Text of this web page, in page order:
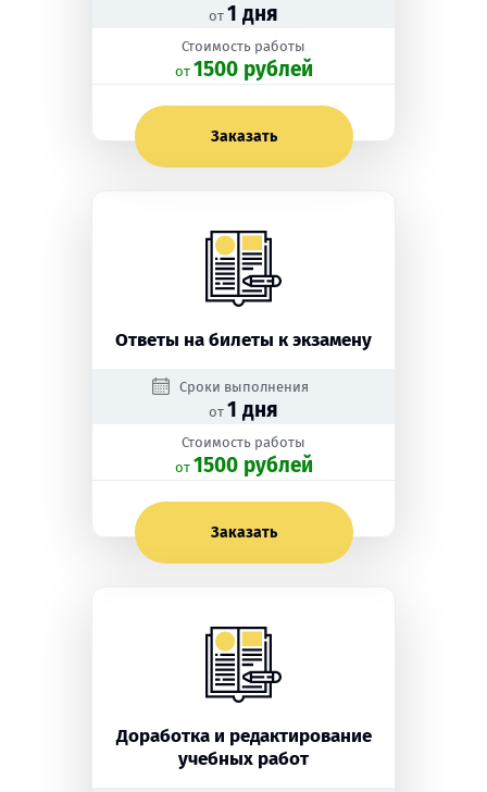
от 1 дня
Стоимость работы
oт 1500 рублей
Заказать
Ответы на билеты к экзамену
Сроки выполнения
от 1 дня
Стоимость работы
oт 1500 рублей
Заказать
Доработка и редактирование
учебных работ